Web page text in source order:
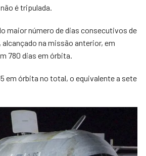
é tripulada.
maior número de dias consecutivos de
alcançado na missão anterior, em
780 dias em órbita.
em órbita no total, o equivalente a sete